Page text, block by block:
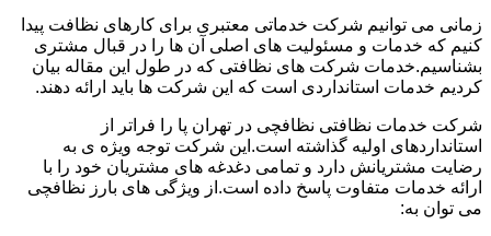
زمانی می توانیم شرکت خدماتی معتبری برای کارهای نظافت پیدا
کنیم که خدمات و مسئولیت های اصلی آن ها را در قبال مشتری
بشناسیم.خدمات شرکت های نظافتی که در طول این مقاله بیان
کردیم خدمات استانداردی است که این شرکت ها باید ارائه دهند.
شرکت خدمات نظافتی نظافچی در تهران پا را فراتر از
استانداردهای اولیه گذاشته است.این شرکت توجه ویژه ی به
رضایت مشتریانش دارد و تمامی دغدغه های مشتریان خود را با
ارائه خدمات متفاوت پاسخ داده است.از ویژگی های بارز نظافچی
می توان به: